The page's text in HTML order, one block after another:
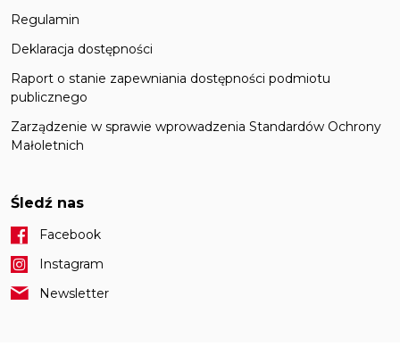
Regulamin
Deklaracja dostępności
Raport o stanie zapewniania dostępności podmiotu
publicznego
Zarządzenie w sprawie wprowadzenia Standardów Ochrony
Małoletnich
Śledź nas
Facebook
Instagram
Newsletter